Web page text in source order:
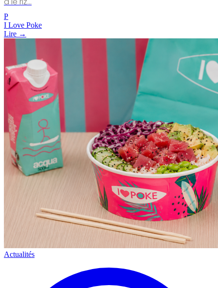
P
I Love Poke
Lire →
Actualités